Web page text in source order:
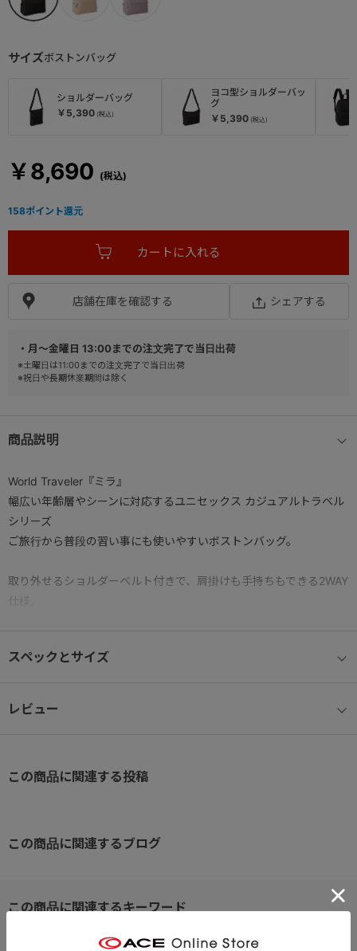
・月～金曜日 13:00までの注文完了で当日出荷
※土曜日は11:00までの注文完了で当日出荷
※祝日や長期休業期間は除く
￥8,690
商品説明
World Traveler『ミラ』
幅広い年齢層やシーンに対応するユニセックス カジュアルトラベル
シリーズ
ご旅行から普段の習い事にも使いやすいボストンバッグ。
取り外せるショルダーベルト付きで、肩掛けも手持ちもできる2WAY
仕様。
スーツケースなどのプルドライブハンドルに固定し、走行時にバッ
【ショルダーベルト付き】
ト
【キーフック】
スペックとサイズ
レビュー
サイズボストンバッグ
ショルダーバッグ
￥5,390
ヨコ型ショルダーバッ
グ
￥5,390
店舗在庫を確認する シェアする
この商品に関連する投稿
この商品に関連するブログ
158ポイント還元